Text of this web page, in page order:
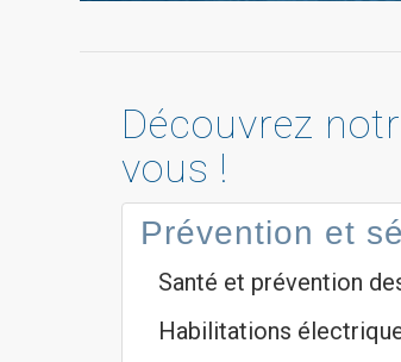
Découvrez
vous !
Prévention et
Santé et prévention
Habilitations